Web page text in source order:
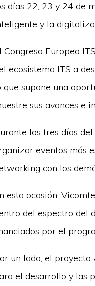
días 22, 23 y 24 de
y la
Congreso Europeo
ecosistema ITS a
que supone una
sus avances e
los tres días
eventos más
con los
esta ocasión,
del espectro del
por el
un lado, el
el desarrollo y las